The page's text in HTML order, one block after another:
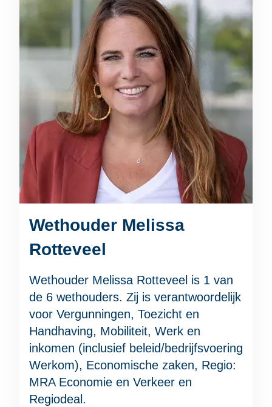
Wethouder Melissa
Rotteveel
Wethouder Melissa Rotteveel is 1 van
de 6 wethouders. Zij is verantwoordelijk
voor Vergunningen, Toezicht en
Handhaving, Mobiliteit, Werk en
inkomen (inclusief beleid/bedrijfsvoering
Werkom), Economische zaken, Regio:
MRA Economie en Verkeer en
Regiodeal.